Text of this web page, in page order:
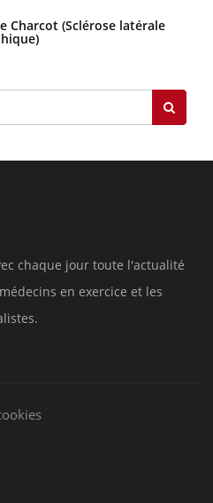
Charcot (Sclérose latérale
chaque jour toute l'actualité
en exercice et les